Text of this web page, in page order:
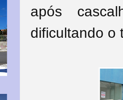
após
dificultando o